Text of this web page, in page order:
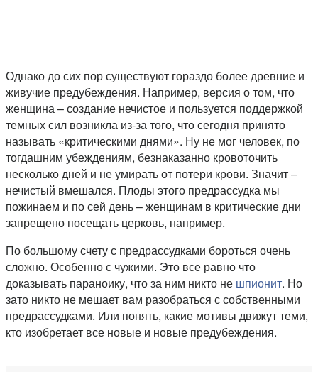
Однако до сих пор существуют гораздо более древние и
живучие предубеждения. Например, версия о том, что
женщина – создание нечистое и пользуется поддержкой
темных сил возникла из-за того, что сегодня принято
называть «критическими днями». Ну не мог человек, по
тогдашним убеждениям, безнаказанно кровоточить
несколько дней и не умирать от потери крови. Значит –
нечистый вмешался. Плоды этого предрассудка мы
пожинаем и по сей день – женщинам в критические дни
запрещено посещать церковь, например.
По большому счету с предрассудками бороться очень
сложно. Особенно с чужими. Это все равно что
доказывать параноику, что за ним никто не шпионит. Но
зато никто не мешает вам разобраться с собственными
предрассудками. Или понять, какие мотивы движут теми,
кто изобретает все новые и новые предубеждения.